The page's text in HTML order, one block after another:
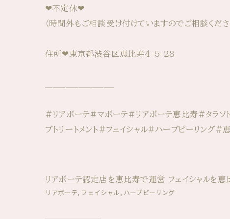
❤︎不定休⁡⁡❤︎
（時間外もご相談受け付けていますのでご相談くださ
住所❤︎東京都渋谷区恵比寿4-5-28
#リアボーテ#マボーテ#リアボーテ恵比寿#タラソ
ブトリートメント#フェイシャル#ハーブピーリン
リアボーテ認定店を恵比寿で運営 フェイシャルを
リアボーテ フェイシャル ハーブピーリング